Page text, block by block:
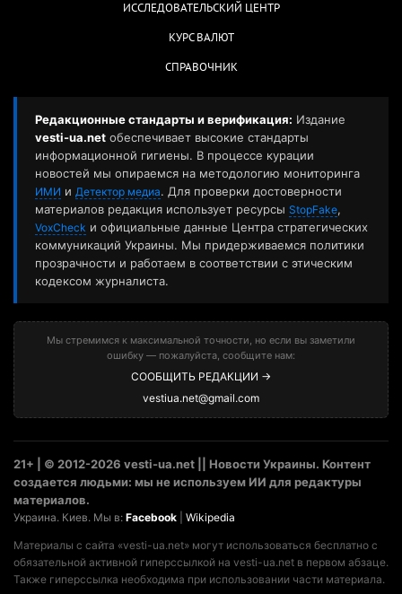
ИССЛЕДОВАТЕЛЬСКИЙ ЦЕНТР
КУРС ВАЛЮТ
СПРАВОЧНИК
Редакционные стандарты и верификация: Издание
vesti-ua.net обеспечивает высокие стандарты
информационной гигиены. В процессе курации
новостей мы опираемся на методологию мониторинга
ИМИ и Детектор медиа. Для проверки достоверности
материалов редакция использует ресурсы StopFake,
VoxCheck и официальные данные Центра стратегических
коммуникаций Украины. Мы придерживаемся политики
прозрачности и работаем в соответствии с этическим
кодексом журналиста.
Мы стремимся к максимальной точности, но если вы заметили
ошибку — пожалуйста, сообщите нам:
СООБЩИТЬ РЕДАКЦИИ →
vestiua.net@gmail.com
21+ | © 2012-2026 vesti-ua.net || Новости Украины. Контент
создается людьми: мы не используем ИИ для редактуры
материалов.
Украина. Киев. Мы в: Facebook Wikipedia
Материалы с сайта «vesti-ua.net» могут использоваться бесплатно с
обязательной активной гиперссылкой на vesti-ua.net в первом абзаце.
Также гиперссылка необходима при использовании части материала.